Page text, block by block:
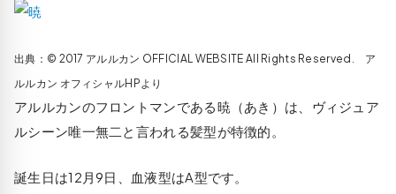
出典：© 2017 アルルカン OFFICIAL WEBSITE All Rights Reserved. ア
ルルカン オフィシャルHPより
アルルカンのフロントマンである暁（あき）は、ヴィジュア
ルシーン唯一無二と言われる髪型が特徴的。
誕生日は12月9日、血液型はA型です。